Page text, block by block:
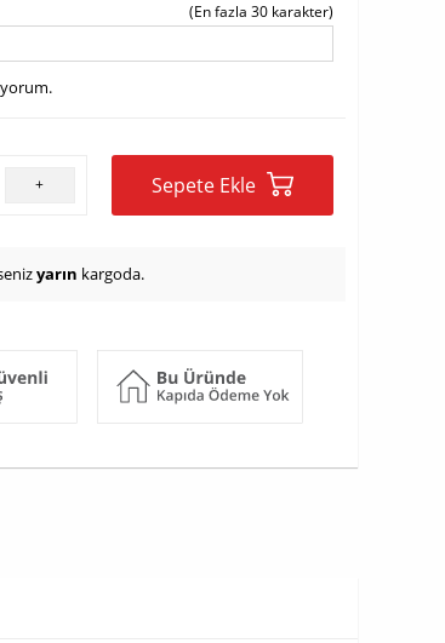
(En fazla 30 karakter)
+ Sepete Ekle
yarın kargoda.